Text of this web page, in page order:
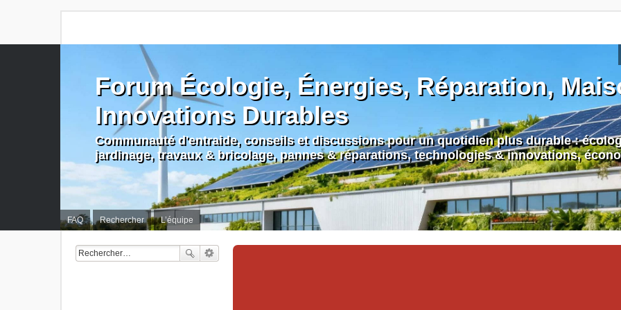
FAQ Rechercher L’équipe
Forum Écologie, Énergies, Réparation,
Innovations Durables
Communauté d'entraide, conseils et discussions pour un quotidien plus durable :
jardinage, travaux & bricolage, pannes & réparations, technologies & innovations,